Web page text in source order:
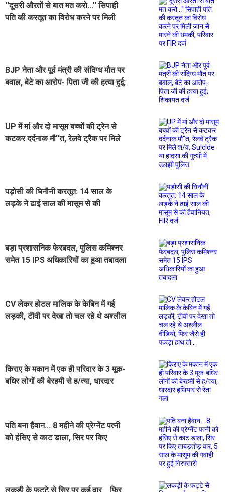
''दूसरी औरतों से बात मत करो...'' सिपाही
पति की करतूत का विरोध करने पर मिली
BJP नेता और पूर्व मंत्री की संदिग्ध मौत पर
बवाल, बेटे का आरोप- पिता जी की हत्या हुई;
UP में मां और दो मासूम बच्चों की ट्रेन से
कटकर दर्दनाक मौ''त, रेलवे ट्रैक पर मिले
पड़ोसी की घिनौनी करतूत: 14 साल के
लड़के ने ढाई साल की मासूम से की
बड़ा प्रशासनिक फेरबदल, पुलिस कमिश्नर
समेत 15 IPS अधिकारियों का हुआ तबादला
CV लेकर होटल मालिक के केबिन में गई
लड़की, टीवी पर देखा तो चल रहे थे अश्लील
किराए के मकान में एक ही परिवार के 3 मूक-
बधिर लोगों की बेरहमी से ह/त्या, धारदार
पति बना हैवान... 8 महीने की प्रेग्नेंट पत्नी
को हंसिए से काट डाला, सिर पर किए